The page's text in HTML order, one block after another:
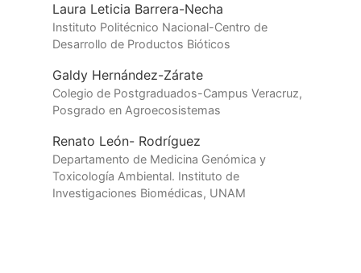
Laura Leticia Barrera-Necha
Instituto Politécnico Nacional-Centro de
Desarrollo de Productos Bióticos
Galdy Hernández-Zárate
Colegio de Postgraduados-Campus Veracruz,
Posgrado en Agroecosistemas
Renato León- Rodríguez
Departamento de Medicina Genómica y
Toxicología Ambiental. Instituto de
Investigaciones Biomédicas, UNAM